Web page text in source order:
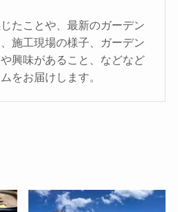
たことや、最新のガーデン
施工現場の様子、ガーデン
興味があること、などなど
をお届けします。